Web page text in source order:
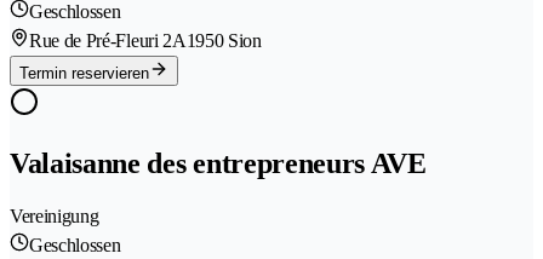
Geschlossen
Rue de Pré-Fleuri 2A1950 Sion
Termin reservieren
Valaisanne des entrepreneurs AVE
Vereinigung
Geschlossen